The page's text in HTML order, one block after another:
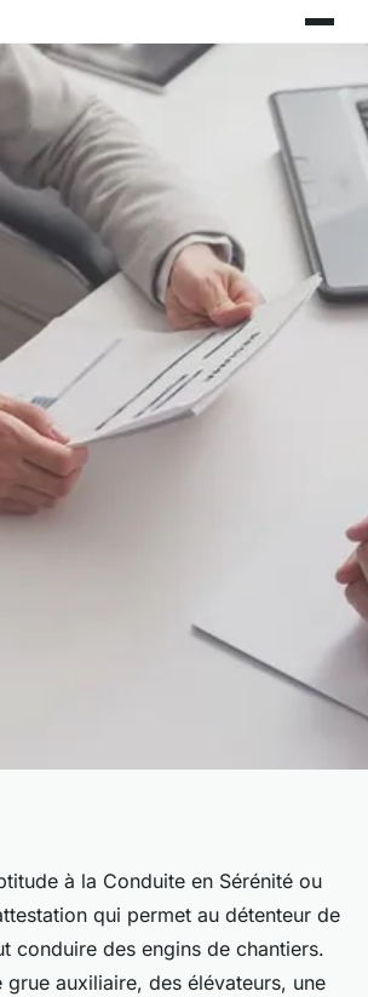
raisons suivre
CACES dans le
?
à la Conduite en Sérénité ou
qui permet au détenteur de
conduire des engins de chantiers.
grue auxiliaire, des élévateurs, une